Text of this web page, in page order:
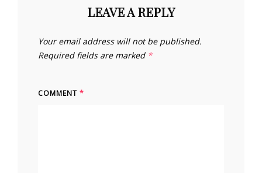
LEAVE A REPLY
Your email address will not be published.
Required fields are marked *
COMMENT *